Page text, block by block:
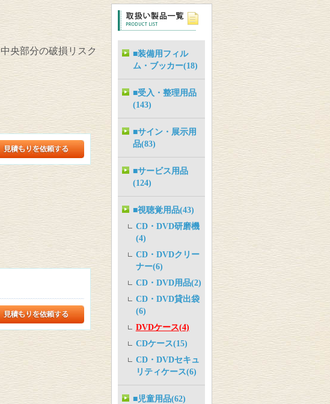
央部分の破損リスク
■装備用フィル
ム・ブッカー(18)
■受入・整理用品
(143)
■サイン・展示用
品(83)
■サービス用品
(124)
■視聴覚用品(43)
CD・DVD研磨機
(4)
CD・DVDクリー
ナー(6)
CD・DVD用品(2)
CD・DVD貸出袋
(6)
DVDケース(4)
CDケース(15)
CD・DVDセキュ
リティケース(6)
■児童用品(62)